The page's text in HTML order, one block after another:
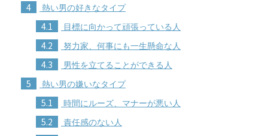
4 熱い男の好きなタイプ
4.1 目標に向かって頑張っている人
4.2 努力家、何事にも一生懸命な人
4.3 男性を立てることができる人
5 熱い男の嫌いなタイプ
5.1 時間にルーズ、マナーが悪い人
5.2 責任感のない人